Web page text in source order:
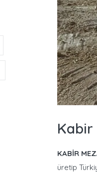
Kabir
KABİR
üretip